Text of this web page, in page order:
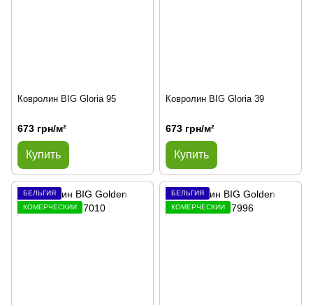
Ковролин BIG Gloria 95
673 грн/м²
Купить
Ковролин BIG Gloria 39
673 грн/м²
Купить
БЕЛЬГИЯ
КОМЕРЧЕСКИЙ
БЕЛЬГИЯ
КОМЕРЧЕСКИЙ